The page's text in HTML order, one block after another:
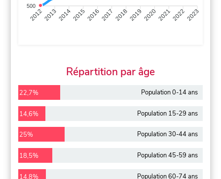
500
201220132014201520162017 20182019 2020202120222023
Répartition par âge
22,7% Population 0-14 ans
14,6% Population 15-29 ans
25% Population 30-44 ans
18,5% Population 45-59 ans
14,8% Population 60-74 ans